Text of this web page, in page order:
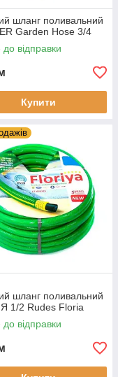
шланг поливальний
Garden Hose 3/4
до відправки
Купити
шланг поливальний
1/2 Rudes Floria
до відправки